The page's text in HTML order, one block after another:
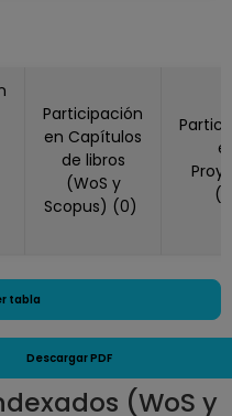
Participación
en Capítulos
de libros
(WoS y
Scopus) (0)
tabla
Descargar PDF
(WoS y